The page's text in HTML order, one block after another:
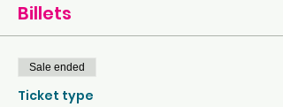
Billets
Sale ended
Ticket type